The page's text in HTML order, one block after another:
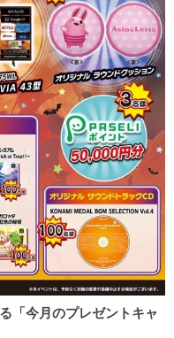
「今月のプレゼントキャ